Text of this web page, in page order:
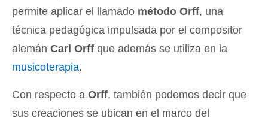
permite aplicar el llamado método Orff, una
técnica pedagógica impulsada por el compositor
alemán Carl Orff que además se utiliza en la
musicoterapia.
Con respecto a Orff, también podemos decir que
sus creaciones se ubican en el marco del